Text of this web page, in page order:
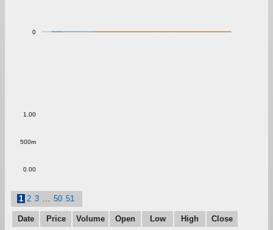
0
0.00
500m
1.00
1 2 3 50 51
Date Price Volume Open Low High
Close